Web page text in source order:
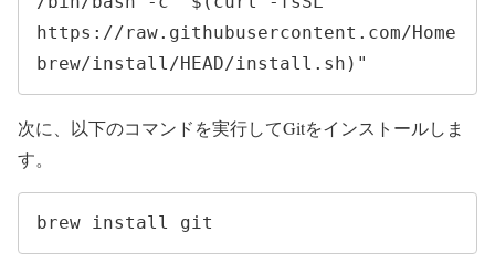
https://raw.githubusercontent.com/Home
brew/install/HEAD/install.sh)"
次に、以下のコマンドを実行してGitをインストールしま
す。
brew install git